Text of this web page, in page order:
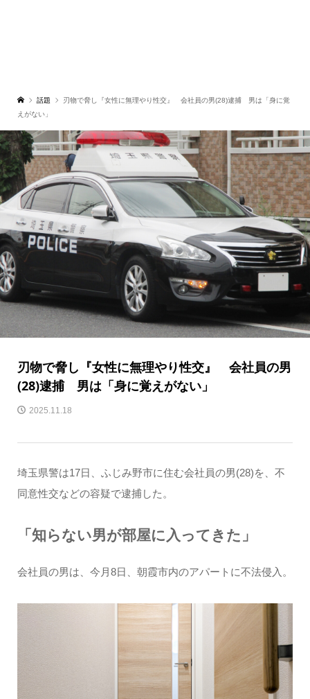
話題
刃物で脅し『女性に無理やり性交』 会社員の男(28)逮捕 男は「身に覚
えがない」
刃物で脅し『女性に無理やり性交』 会社員の男
(28)逮捕 男は「身に覚えがない」
2025.11.18
埼玉県警は17日、ふじみ野市に住む会社員の男(28)を、不
同意性交などの容疑で逮捕した。
「知らない男が部屋に入ってきた」
会社員の男は、今月8日、朝霞市内のアパートに不法侵入。